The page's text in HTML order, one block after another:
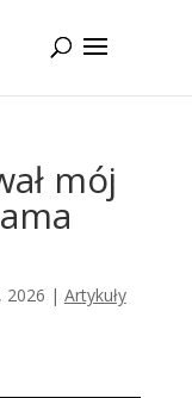
mój
2026 | Artykuły